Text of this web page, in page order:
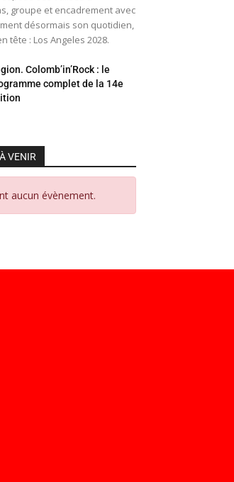
groupe et encadrement avec
désormais son quotidien,
tête : Los Angeles 2028.
Colomb’in’Rock : le
complet de la 14e
VENIR
aucun évènement.